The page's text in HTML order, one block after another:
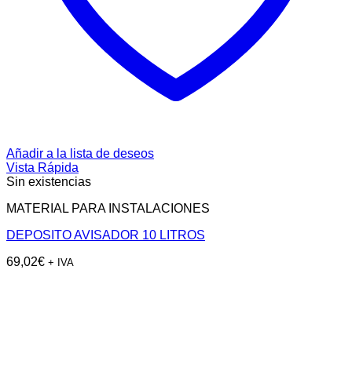
Añadir a la lista de deseos
Vista Rápida
Sin existencias
MATERIAL PARA INSTALACIONES
DEPOSITO AVISADOR 10 LITROS
69,02€ + IVA